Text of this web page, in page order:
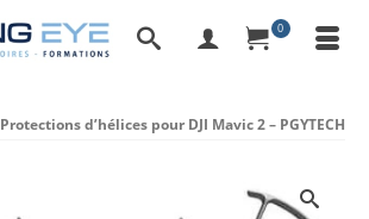
0
Protections d’hélices pour DJI Mavic 2 – PGYTECH